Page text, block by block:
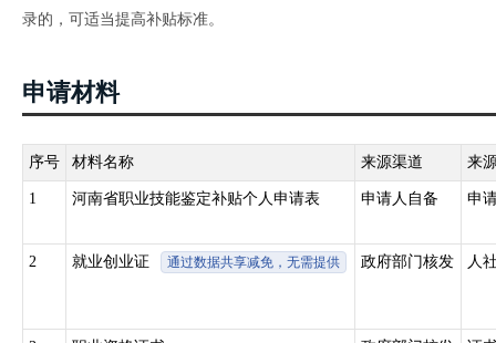
录的，可适当提高补贴标准。
申请材料
序号 材料名称 来源渠道 来
1 河南省职业技能鉴定补贴个人申请表 申请人自备 申
2 就业创业证 通过数据共享减免，无需提供 政府部门核发 人